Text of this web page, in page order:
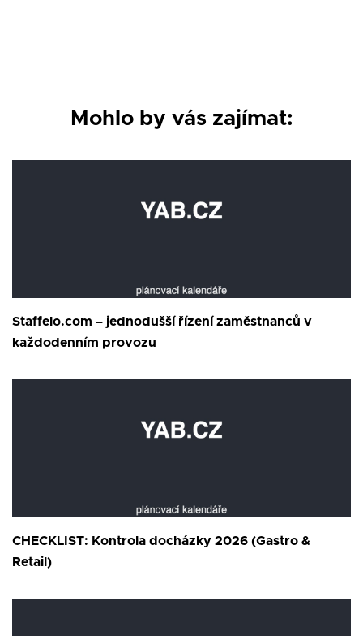
Mohlo by vás zajímat:
Staffelo.com – jednodušší řízení zaměstnanců v
každodenním provozu
CHECKLIST: Kontrola docházky 2026 (Gastro &
Retail)